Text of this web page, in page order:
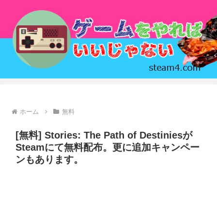
ホーム 無料
[無料] Stories: The Path of Destiniesが
Steamにて無料配布。更に追加キャンペー
ンもあります。